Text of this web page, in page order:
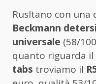
Rusltano con
Beckmann
universale (58/
quanto riguarda
tabs troviamo il